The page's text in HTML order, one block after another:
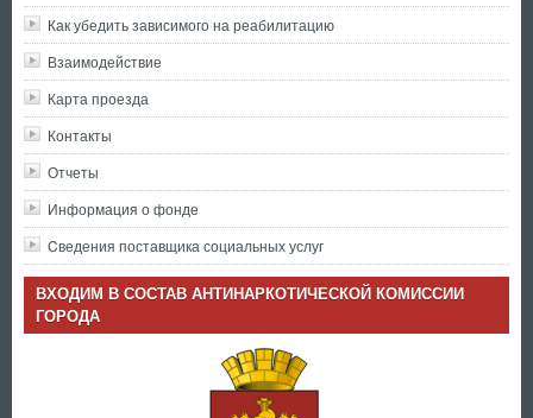
Как убедить зависимого на реабилитацию
Взаимодействие
Карта проезда
Контакты
Отчеты
Информация о фонде
Cведения поставщика социальных услуг
ВХОДИМ В СОСТАВ АНТИНАРКОТИЧЕСКОЙ КОМИССИИ
ГОРОДА